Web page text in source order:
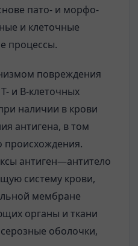
пато- и морфо-
и клеточные
процессы.
повреждения
и В-клеточных
наличии в крови
антигена, в том
происхождения.
антиген—антитело
систему крови,
мембране
органы и ткани
оболочки,